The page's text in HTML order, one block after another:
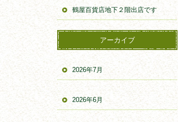
鶴屋百貨店地下２階出店です
アーカイブ
2026年7月
2026年6月